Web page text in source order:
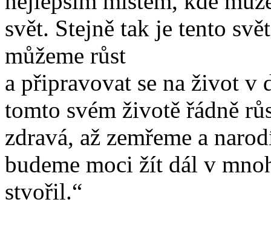
svět. Stejně tak je tento
můžeme růst
a připravovat se na život v
tomto svém životě řádně
zdravá, až zemřeme a
budeme moci žít dál v
stvořil.“